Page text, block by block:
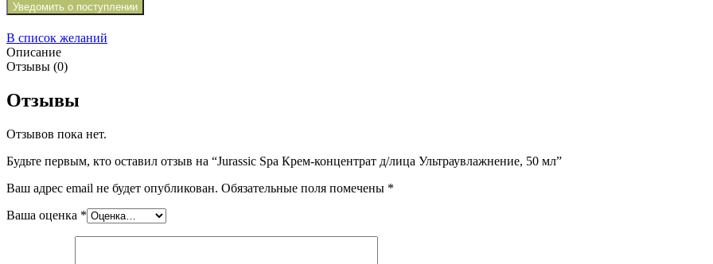
Уведомить о поступлении
В список желаний
Описание
Отзывы (0)
Отзывы
Отзывов пока нет.
Будьте первым, кто оставил отзыв на “Jurassic Spa Крем-концентрат д/лица Ультраувлажнение, 50 мл”
Ваш адрес email не будет опубликован. Обязательные поля помечены *
Ваша оценка *